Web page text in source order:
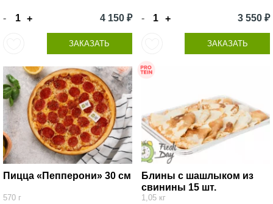
- + 4 150 ₽
ЗАКАЗАТЬ
- + 3 550 ₽
ЗАКАЗАТЬ
Пицца «Пепперони» 30 см
570 г
Блины с шашлыком из
свинины 15 шт.
1,05 кг